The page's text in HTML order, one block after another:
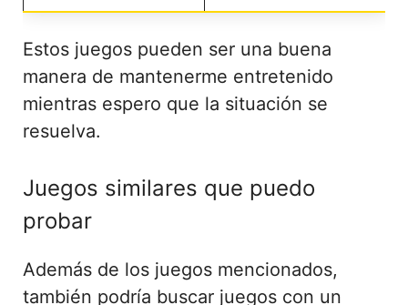
Estos juegos pueden ser una buena
manera de mantenerme entretenido
mientras espero que la situación se
resuelva.
Juegos similares que puedo
probar
Además de los juegos mencionados,
también podría buscar juegos con un